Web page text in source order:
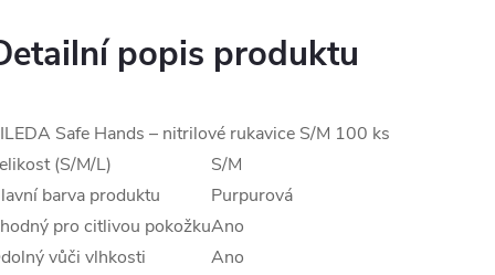
popis produktu
Safe Hands – nitrilové rukavice S/M 100 ks
(S/M/L)
S/M
barva produktu
Purpurová
pro citlivou pokožkuAno
vůči vlhkosti
Ano